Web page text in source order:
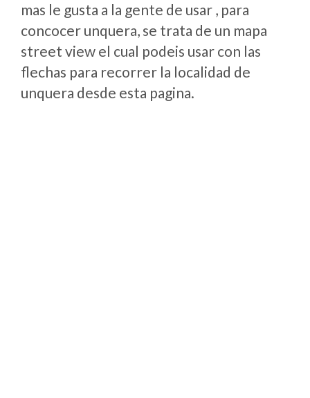
mas le gusta a la gente de usar , para
concocer unquera, se trata de un mapa
street view el cual podeis usar con las
flechas para recorrer la localidad de
unquera desde esta pagina.